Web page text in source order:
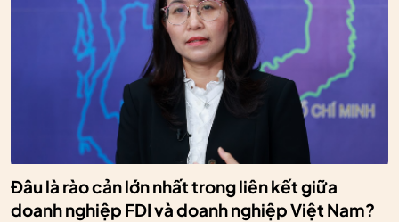
Đâu là rào cản lớn nhất trong liên kết giữa
doanh nghiệp FDI và doanh nghiệp Việt Nam?